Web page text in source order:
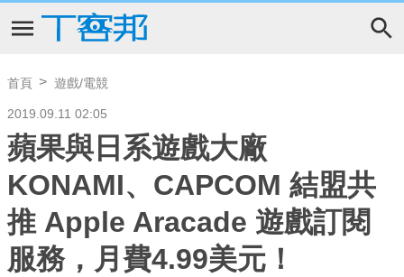
首頁 遊戲/電競
2019.09.11 02:05
蘋果與日系遊戲大廠
KONAMI、CAPCOM 結盟共
推 Apple Aracade 遊戲訂閱
服務，月費4.99美元！